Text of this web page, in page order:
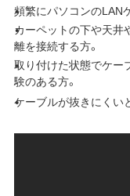
頻繁にパソコンのLAN
カーペットの下や天井
離を接続する方。
取り付けた状態でケー
験のある方。
ケーブルが抜きにくい